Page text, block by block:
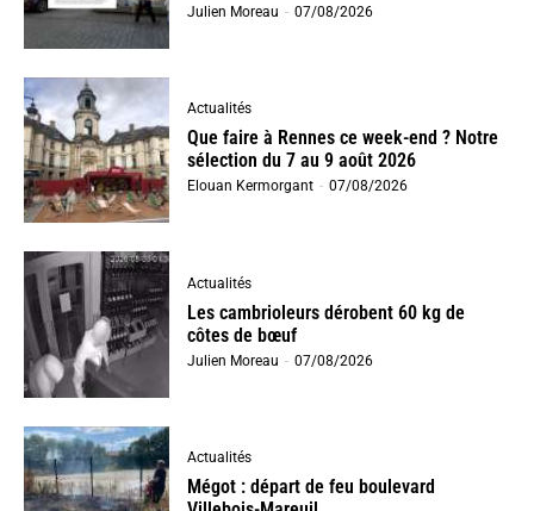
Julien Moreau - 07/08/2026
Actualités
Que faire à Rennes ce week-end ? Notre
sélection du 7 au 9 août 2026
Elouan Kermorgant - 07/08/2026
Actualités
Les cambrioleurs dérobent 60 kg de
côtes de bœuf
Julien Moreau - 07/08/2026
Actualités
Mégot : départ de feu boulevard